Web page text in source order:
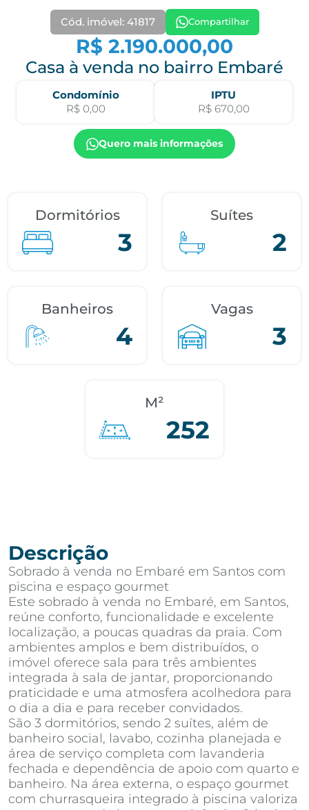
Cód. imóvel: 41817 Compartilhar
R$ 2.190.000,00
Casa à venda no bairro Embaré
Condomínio
R$ 0,00
IPTU
R$ 670,00
Quero mais informações
Dormitórios
3
Suítes
2
Banheiros
4
Vagas
3
M²
252
Descrição
Sobrado à venda no Embaré em Santos com
piscina e espaço gourmet
Este sobrado à venda no Embaré, em Santos,
reúne conforto, funcionalidade e excelente
localização, a poucas quadras da praia. Com
ambientes amplos e bem distribuídos, o
imóvel oferece sala para três ambientes
integrada à sala de jantar, proporcionando
praticidade e uma atmosfera acolhedora para
o dia a dia e para receber convidados.
São 3 dormitórios, sendo 2 suítes, além de
banheiro social, lavabo, cozinha planejada e
área de serviço completa com lavanderia
fechada e dependência de apoio com quarto e
banheiro. Na área externa, o espaço gourmet
com churrasqueira integrado à piscina valoriza